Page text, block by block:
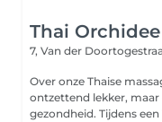
Thai
7, Van der
Over onze Thaise
ontzettend lekker,
gezondheid. Tijdens een